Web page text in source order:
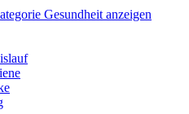
Gesundheit anzeigen